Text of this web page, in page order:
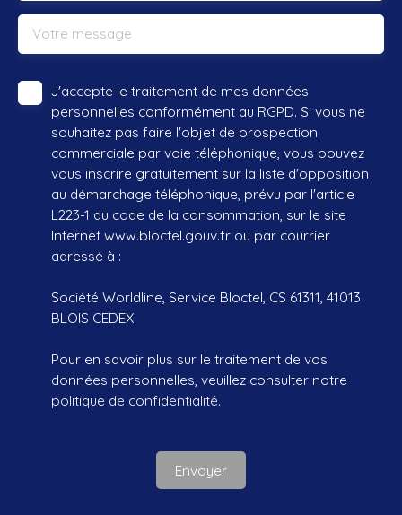
Votre message
J'accepte le traitement de mes données
personnelles conformément au RGPD. Si vous ne
souhaitez pas faire l'objet de prospection
commerciale par voie téléphonique, vous pouvez
vous inscrire gratuitement sur la liste d'opposition
au démarchage téléphonique, prévu par l'article
L223-1 du code de la consommation, sur le site
Internet www.bloctel.gouv.fr ou par courrier
adressé à :
Société Worldline, Service Bloctel, CS 61311, 41013
BLOIS CEDEX.
Pour en savoir plus sur le traitement de vos
données personnelles, veuillez consulter notre
politique de confidentialité.
Envoyer